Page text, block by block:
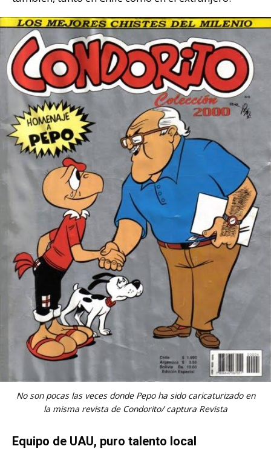
No son pocas las veces donde Pepo ha sido caricaturizado en
la misma revista de Condorito/ captura Revista
Equipo de UAU, puro talento local